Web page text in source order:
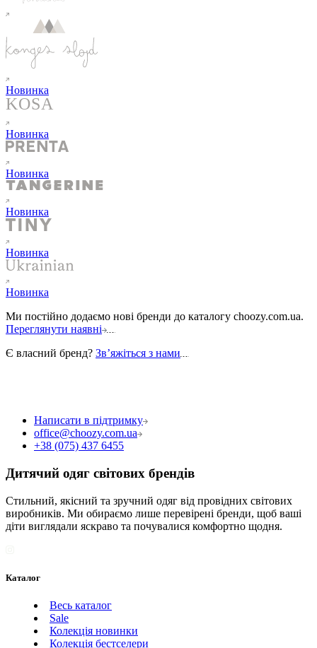
Новинка
Новинка
Новинка
Новинка
Новинка
Новинка
Ми постійно додаємо нові бренди до каталогу choozy.com.ua.
Переглянути наявні
Є власний бренд? Звʼяжіться з нами
Написати в підтримку
office@choozy.com.ua
+38 (075) 437 6455
Дитячий одяг світових брендів
Стильний, якісний та зручний одяг від провідних світових
виробників. Ми обираємо лише перевірені бренди, щоб ваші
діти виглядали яскраво та почувалися комфортно щодня.
Каталог
Весь каталог
Sale
Колекція новинки
Колекція бестселери